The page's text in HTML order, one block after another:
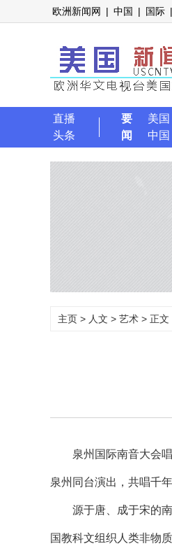
欧洲新闻网 | 中国 | 国际 |
直播
头条
要
闻
美国
中国
主页 > 人文 > 艺术 > 正文
泉州国际南音大会唱
泉州同台演出，共唱千年
源于唐、成于宋的南
国教科文组织人类非物